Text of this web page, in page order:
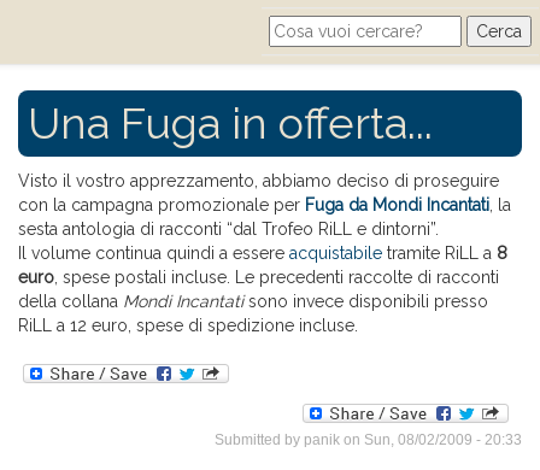
Search form
Cerca
Una Fuga in offerta...
Visto il vostro apprezzamento, abbiamo deciso di proseguire
con la campagna promozionale per Fuga da Mondi Incantati , la
sesta antologia di racconti “dal Trofeo RiLL e dintorni”.
Il volume continua quindi a essere acquistabile tramite RiLL a 8
euro , spese postali incluse. Le precedenti raccolte di racconti
della collana Mondi Incantatisono invece disponibili presso
RiLL a 12 euro, spese di spedizione incluse.
Submitted by panik on Sun, 08/02/2009 - 20:33